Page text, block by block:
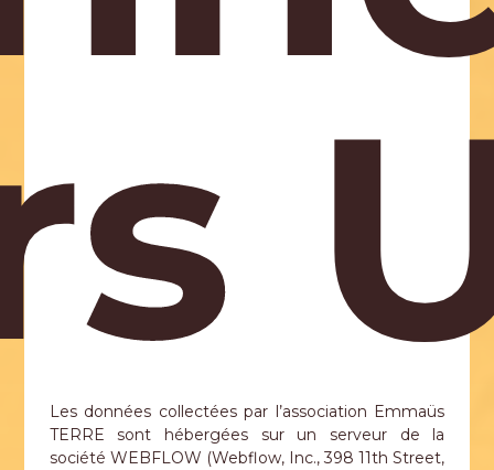
Les données collectées par l’association Emmaüs
TERRE sont hébergées sur un serveur de la
société WEBFLOW (Webflow, Inc., 398 11th Street,